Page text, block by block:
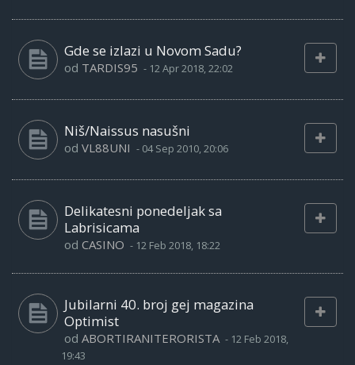
Gde se izlazi u Novom Sadu?
od TARDIS95 - 12 Apr 2018, 22:02
Niš/Naissus nasušni
od VL88UNI - 04 Sep 2010, 20:06
Delikatesni ponedeljak sa
Labrisicama
od CASINO - 12 Feb 2018, 18:22
Jubilarni 40. broj gej magazina
Optimist
od ABORTIRANITERORISTA - 12 Feb 2018,
19:43